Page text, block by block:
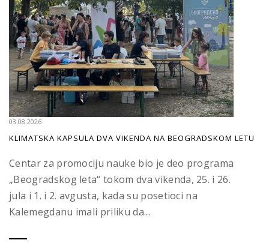
03.08.2026
KLIMATSKA KAPSULA DVA VIKENDA NA BEOGRADSKOM LETU
Centar za promociju nauke bio je deo programa
„Beogradskog leta“ tokom dva vikenda, 25. i 26.
jula i 1. i 2. avgusta, kada su posetioci na
Kalemegdanu imali priliku da...